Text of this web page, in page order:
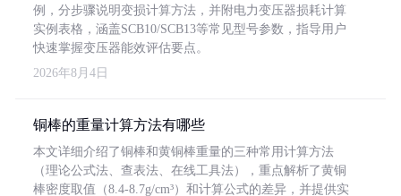
例，分步骤说明变损计算方法，并附电力变压器损耗计算
实例表格，涵盖SCB10/SCB13等常见型号参数，指导用户
快速掌握变压器能效评估要点。
2026年8月4日
铜棒的重量计算方法有哪些
本文详细介绍了铜棒和黄铜棒重量的三种常用计算方法
（理论公式法、查表法、在线工具法），重点解析了黄铜
棒密度取值（8.4-8.7g/cm³）和计算公式的差异，并提供实